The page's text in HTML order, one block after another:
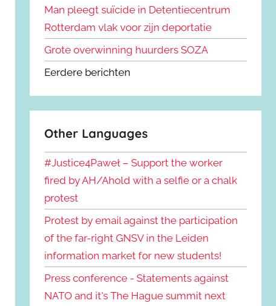
Man pleegt suïcide in Detentiecentrum
Rotterdam vlak voor zijn deportatie
Grote overwinning huurders SOZA
Eerdere berichten
Other Languages
#Justice4Paweł – Support the worker
fired by AH/Ahold with a selfie or a chalk
protest
Protest by email against the participation
of the far-right GNSV in the Leiden
information market for new students!
Press conference - Statements against
NATO and it's The Hague summit next